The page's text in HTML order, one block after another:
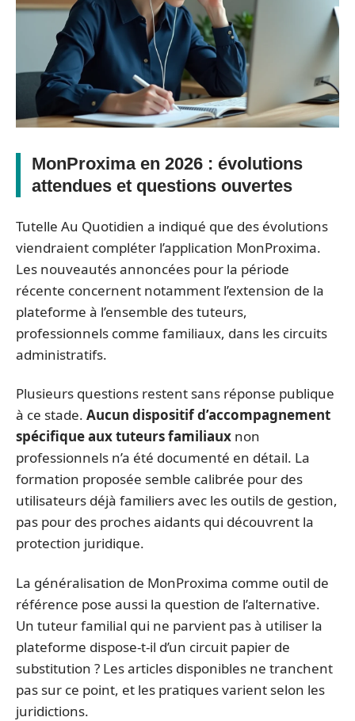
MonProxima en 2026 : évolutions
attendues et questions ouvertes
Tutelle Au Quotidien a indiqué que des évolutions
viendraient compléter l’application MonProxima.
Les nouveautés annoncées pour la période
récente concernent notamment l’extension de la
plateforme à l’ensemble des tuteurs,
professionnels comme familiaux, dans les circuits
administratifs.
Plusieurs questions restent sans réponse publique
à ce stade. Aucun dispositif d’accompagnement
spécifique aux tuteurs familiaux non
professionnels n’a été documenté en détail. La
formation proposée semble calibrée pour des
utilisateurs déjà familiers avec les outils de gestion,
pas pour des proches aidants qui découvrent la
protection juridique.
La généralisation de MonProxima comme outil de
référence pose aussi la question de l’alternative.
Un tuteur familial qui ne parvient pas à utiliser la
plateforme dispose-t-il d’un circuit papier de
substitution ? Les articles disponibles ne tranchent
pas sur ce point, et les pratiques varient selon les
juridictions.